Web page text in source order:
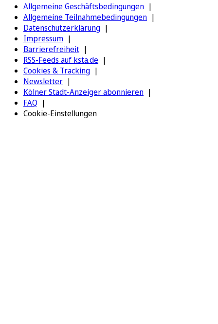
Allgemeine Geschäftsbedingungen
Allgemeine Teilnahmebedingungen
Datenschutzerklärung
Impressum
Barrierefreiheit
RSS-Feeds auf ksta.de
Cookies & Tracking
Newsletter
Kölner Stadt-Anzeiger abonnieren
FAQ
Cookie-Einstellungen